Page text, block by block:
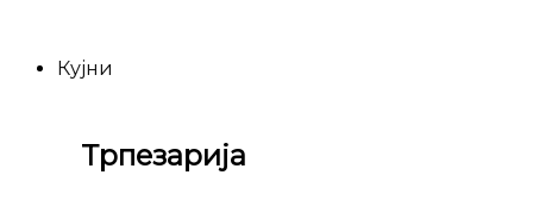
Кујни
Трпезарија